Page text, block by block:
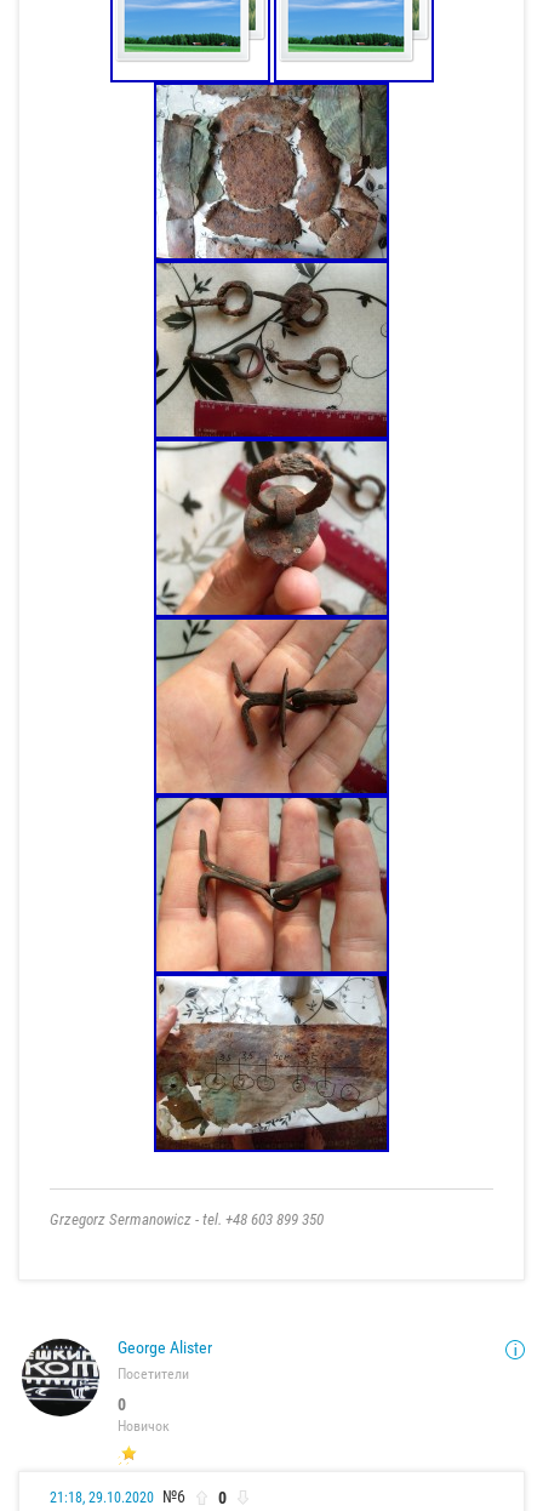
Grzegorz Sermanowicz - tel. +48 603 899 350
George Alister
Посетители
0
Новичок
21:18, 29.10.2020 №6 0